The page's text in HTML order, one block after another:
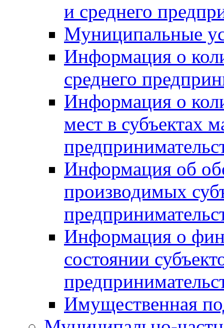
и среднего
Муниципальные
Информация о
среднего
Информация о
мест в субъектах
Информация об
производимых
Информация о
состоянии
Имущественная